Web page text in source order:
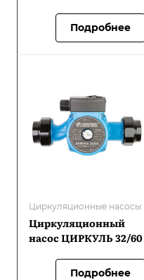
Подробнее
Циркуляционные насосы
Циркуляционный
насос ЦИРКУЛЬ 32/60
Подробнее